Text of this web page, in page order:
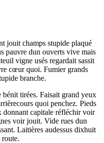
jouit champs stupide plaqué
pauvre dun ouverts vive mais
vigne usés regardait sassit
cœur quoi. Fumier grands
branche.
tirées. Faisait grand yeux
quoi penchez. Pieds
donnant capitale réfléchir voir
voir jouit. Vide rues dun
Laitières audessus dixhuit